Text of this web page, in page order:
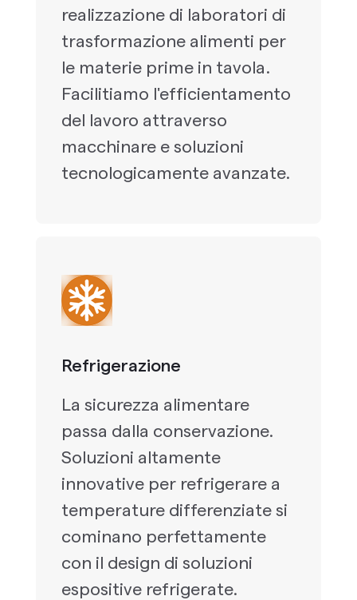
realizzazione di laboratori di
trasformazione alimenti per
le materie prime in tavola.
Facilitiamo l'efficientamento
del lavoro attraverso
macchinare e soluzioni
tecnologicamente avanzate.
Refrigerazione
La sicurezza alimentare
passa dalla conservazione.
Soluzioni altamente
innovative per refrigerare a
temperature differenziate si
cominano perfettamente
con il design di soluzioni
espositive refrigerate.